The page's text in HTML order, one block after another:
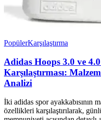
PopülerKarşılaştırma
Adidas Hoops 3.0 ve
Karşılaştırması:
Analizi
İki adidas spor ayakkabısının
özellikleri karşılaştırılarak,